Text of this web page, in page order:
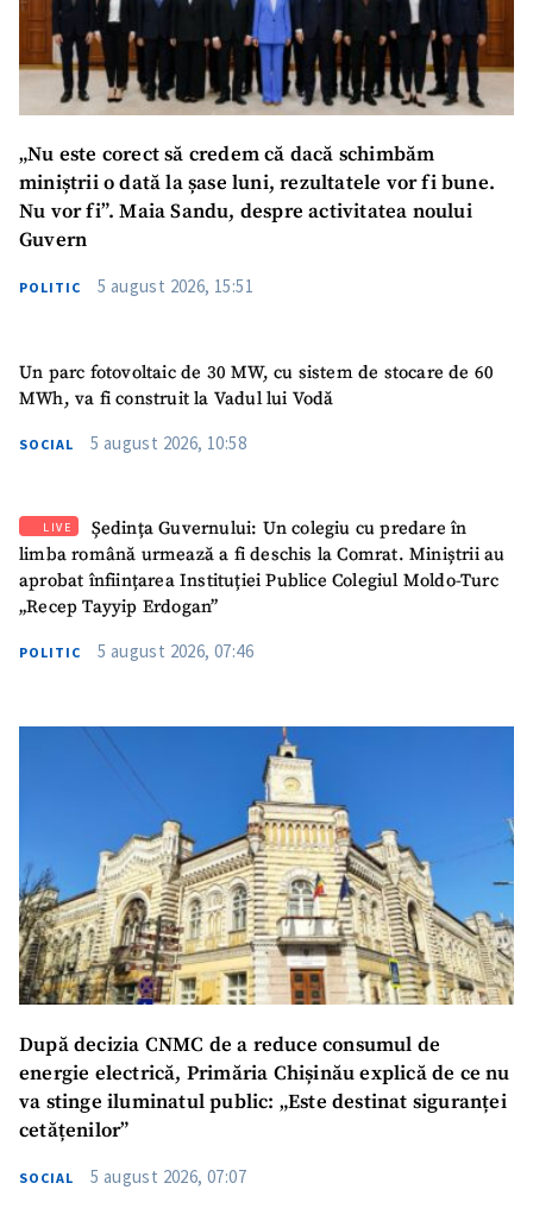
SUSȚINE
„Nu este corect să credem că dacă schimbăm
miniștrii o dată la șase luni, rezultatele vor fi bune.
Nu vor fi”. Maia Sandu, despre activitatea noului
Guvern
POLITIC 5 august 2026, 15:51
Un parc fotovoltaic de 30 MW, cu sistem de stocare de 60
MWh, va fi construit la Vadul lui Vodă
SOCIAL 5 august 2026, 10:58
LIVE
Ședința Guvernului: Un colegiu cu predare în
limba română urmează a fi deschis la Comrat. Miniștrii au
aprobat înființarea Instituției Publice Colegiul Moldo-Turc
„Recep Tayyip Erdogan”
POLITIC 5 august 2026, 07:46
După decizia CNMC de a reduce consumul de
energie electrică, Primăria Chișinău explică de ce nu
va stinge iluminatul public: „Este destinat siguranței
cetățenilor”
SOCIAL 5 august 2026, 07:07